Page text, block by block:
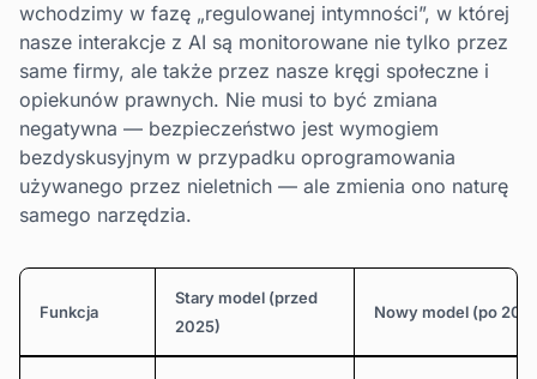
wchodzimy w fazę „regulowanej intymności”, w której
nasze interakcje z AI są monitorowane nie tylko przez
same firmy, ale także przez nasze kręgi społeczne i
opiekunów prawnych. Nie musi to być zmiana
negatywna — bezpieczeństwo jest wymogiem
bezdyskusyjnym w przypadku oprogramowania
używanego przez nieletnich — ale zmienia ono naturę
samego narzędzia.
Funkcja
Stary model (przed
2025)
Nowy model (po